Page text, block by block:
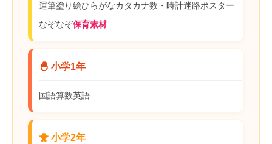
運筆塗り絵ひらがなカタカナ数・時計迷路ポスター
なぞなぞ保育素材
🐣 小学1年
国語算数英語
🐥 小学2年